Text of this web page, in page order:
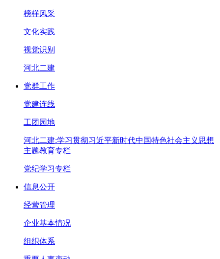
榜样风采
文化实践
视觉识别
河北二建
党群工作
党建连线
工团园地
河北二建:学习贯彻习近平新时代中国特色社会主义思想
主题教育专栏
党纪学习专栏
信息公开
经营管理
企业基本情况
组织体系